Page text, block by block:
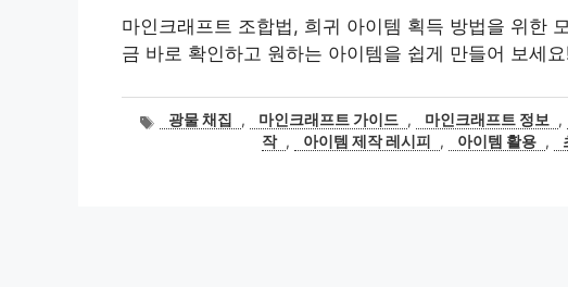
마인크래프트 조합법, 희귀 아이템 획득 방법을 위한
금 바로 확인하고 원하는 아이템을 쉽게 만들어 보세
태광물 채집 , 마인크래프트 가이드 , 마인크래프트 정보 ,
작 , 아이템 제작 레시피 , 아이템 활용 ,